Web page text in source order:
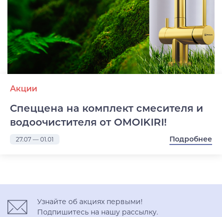
Акции
Спеццена на комплект смесителя и
водоочистителя от OMOIKIRI!
27.07 — 01.01 Подробнее
Узнайте об акциях первыми!
Подпишитесь на нашу рассылку.